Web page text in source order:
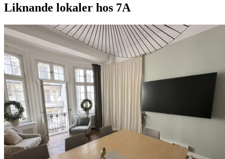
Liknande lokaler hos 7A